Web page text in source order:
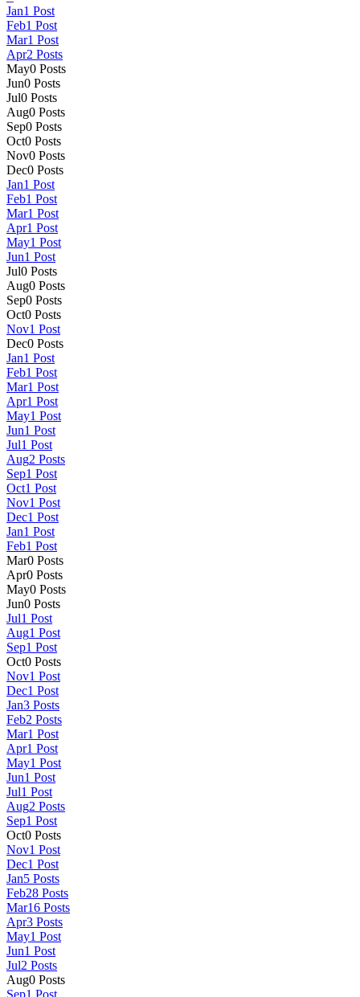
Jan1 Post
Feb1 Post
Mar1 Post
Apr2 Posts
May0 Posts
Jun0 Posts
Jul0 Posts
Aug0 Posts
Sep0 Posts
Oct0 Posts
Nov0 Posts
Dec0 Posts
Jan1 Post
Feb1 Post
Mar1 Post
Apr1 Post
May1 Post
Jun1 Post
Jul0 Posts
Aug0 Posts
Sep0 Posts
Oct0 Posts
Nov1 Post
Dec0 Posts
Jan1 Post
Feb1 Post
Mar1 Post
Apr1 Post
May1 Post
Jun1 Post
Jul1 Post
Aug2 Posts
Sep1 Post
Oct1 Post
Nov1 Post
Dec1 Post
Jan1 Post
Feb1 Post
Mar0 Posts
Apr0 Posts
May0 Posts
Jun0 Posts
Jul1 Post
Aug1 Post
Sep1 Post
Oct0 Posts
Nov1 Post
Dec1 Post
Jan3 Posts
Feb2 Posts
Mar1 Post
Apr1 Post
May1 Post
Jun1 Post
Jul1 Post
Aug2 Posts
Sep1 Post
Oct0 Posts
Nov1 Post
Dec1 Post
Jan5 Posts
Feb28 Posts
Mar16 Posts
Apr3 Posts
May1 Post
Jun1 Post
Jul2 Posts
Aug0 Posts
Sep1 Post